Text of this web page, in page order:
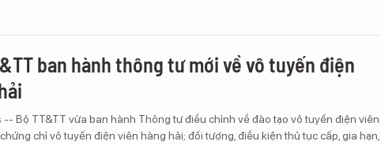
ban hành thông tư mới về vô tuyến điện
-- Bộ TT&TT vừa ban hành Thông tư điều chỉnh về đào tạo vô tuyến điện viên
chỉ vô tuyến điện viên hàng hải; đối tượng, điều kiện thủ tục cấp, gia hạn,